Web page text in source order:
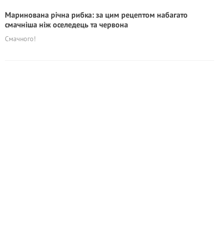
Маринована річна рибка: за цим рецептом набагато
смачніша ніж оселедець та червона
Смачного!